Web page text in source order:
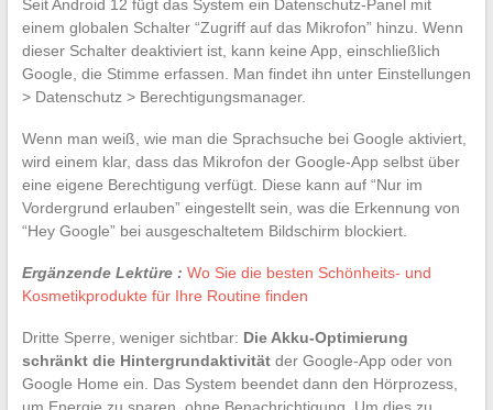
Seit Android 12 fügt das System ein Datenschutz-Panel mit
einem globalen Schalter “Zugriff auf das Mikrofon” hinzu. Wenn
dieser Schalter deaktiviert ist, kann keine App, einschließlich
Google, die Stimme erfassen. Man findet ihn unter Einstellungen
> Datenschutz > Berechtigungsmanager.
Wenn man weiß, wie man die Sprachsuche bei Google aktiviert,
wird einem klar, dass das Mikrofon der Google-App selbst über
eine eigene Berechtigung verfügt. Diese kann auf “Nur im
Vordergrund erlauben” eingestellt sein, was die Erkennung von
“Hey Google” bei ausgeschaltetem Bildschirm blockiert.
Ergänzende Lektüre : Wo Sie die besten Schönheits- und
Kosmetikprodukte für Ihre Routine finden
Dritte Sperre, weniger sichtbar: Die Akku-Optimierung
schränkt die Hintergrundaktivitätder Google-App oder von
Google Home ein. Das System beendet dann den Hörprozess,